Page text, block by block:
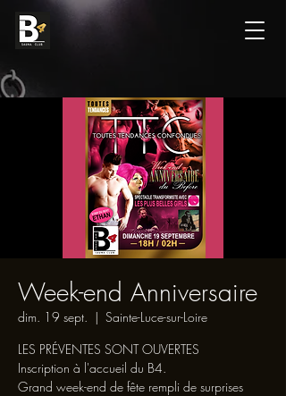
Week-end Anniversaire
dim. 19 sept.
  |
Sainte-Luce-sur-Loire
LES PRÉVENTES SONT OUVERTES
Inscription à l'accueil du B4.
Grand week-end de fête rempli de surprises